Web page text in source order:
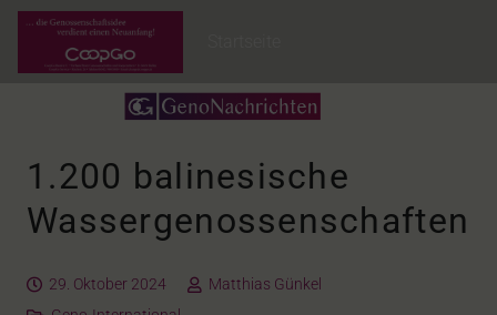
1.200 balinesische
Wassergenossenschaften
29. Oktober 2024
Matthias Günkel